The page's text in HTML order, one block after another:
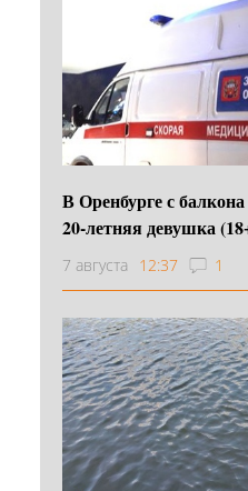
В Оренбурге с
20-летняя девушка
7 августа 12:37 1